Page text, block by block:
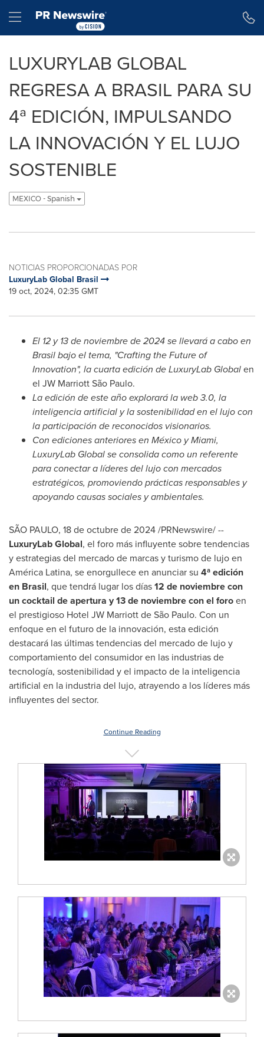
Hamburger menu
LUXURYLAB GLOBAL
REGRESA A BRASIL PARA SU
4ª EDICIÓN, IMPULSANDO
LA INNOVACIÓN Y EL LUJO
SOSTENIBLE
MEXICO - Spanish
NOTICIAS PROPORCIONADAS POR
LuxuryLab Global Brasil
19 oct, 2024, 02:35 GMT
El 12 y 13 de noviembre de 2024 se llevará a cabo en
Brasil bajo el tema, "Crafting the Future of
Innovation", la cuarta edición de LuxuryLab Globalen
el JW Marriott São Paulo.
La edición de este año explorará la web 3.0, la
inteligencia artificial y la sostenibilidad en el lujo con
la participación de reconocidos visionarios.
Con ediciones anteriores en México yMiami,
LuxuryLab Global se consolida como un referente
para conectar a líderes del lujo con mercados
estratégicos, promoviendo prácticas responsables y
apoyando causas sociales y ambientales.
SÃO PAULO, 18 de octubre de 2024/PRNewswire/ --
LuxuryLab Global, el foro más influyente sobre tendencias
y estrategias del mercado de marcas y turismo de lujo en
América Latina, se enorgullece en anunciar su 4ª edición
en Brasil, que tendrá lugar los días12 de noviembre con
un cocktail de apertura y 13 de noviembre con el foroen
el prestigioso Hotel JW Marriott de São Paulo. Con un
enfoque en el futuro de la innovación, esta edición
destacará las últimas tendencias del mercado de lujo y
comportamiento del consumidor en las industrias de
tecnología, sostenibilidad y el impacto de la inteligencia
artificial en la industria del lujo, atrayendo a los líderes más
influyentes del sector.
Continue Reading